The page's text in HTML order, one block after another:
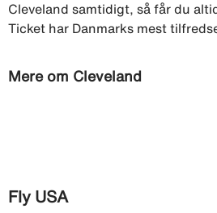
Cleveland samtidigt, så får du
Ticket har Danmarks mest
Mere om Cleveland
Fly USA